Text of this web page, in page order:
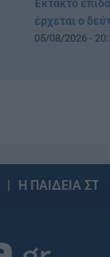
Έκτακτο
έρχεται ο
05/08/2026 -
Η ΠΑΙΔΕΙΑ